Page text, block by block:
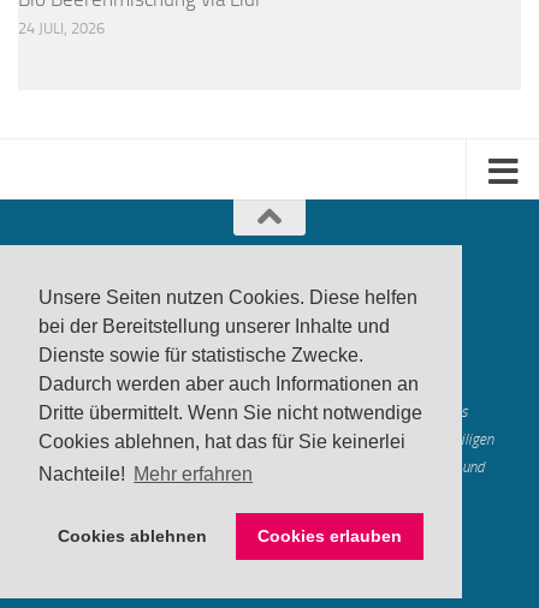
Unsere Seiten nutzen Cookies. Diese helfen
bei der Bereitstellung unserer Inhalte und
Dienste sowie für statistische Zwecke.
Dadurch werden aber auch Informationen an
Dritte übermittelt. Wenn Sie nicht notwendige
Cookies ablehnen, hat das für Sie keinerlei
Nachteile! Mehr erfahren
Cookies ablehnen Cookies erlauben
24 JULI, 2026
produktwarnung.eu - 2007-2026
Made in Gerstetten |Medienzentrum Gerstetten
Alle genannten Marken, Warenzeichen und Logos innerhalb dieses
Medienangebotes sind durch die Marken- und Urheberechte der jeweiligen
Rechteinhaber geschützt, und dienen lediglich der Berichterstattung und